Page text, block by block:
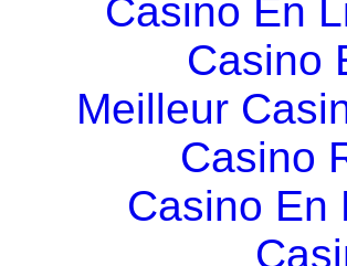
Casino En
Casino
Meilleur
Casino
Casino En